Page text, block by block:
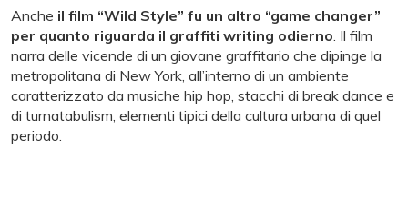
Anche il film “Wild Style” fu un altro “game changer”
per quanto riguarda il graffiti writing odierno. Il film
narra delle vicende di un giovane graffitario che dipinge la
metropolitana di New York, all’interno di un ambiente
caratterizzato da musiche hip hop, stacchi di break dance e
di turnatabulism, elementi tipici della cultura urbana di quel
periodo.